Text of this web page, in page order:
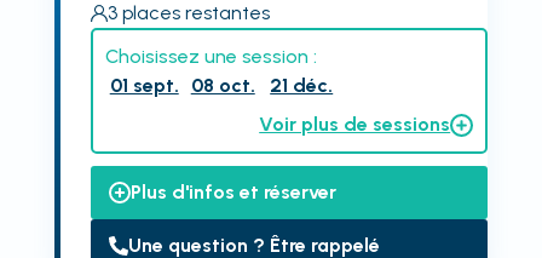
3 places restantes
Choisissez une session :
01 sept.
08 oct.
21 déc.
Voir plus de sessions
Plus d'infos et réserver
Une question ? Être rappelé